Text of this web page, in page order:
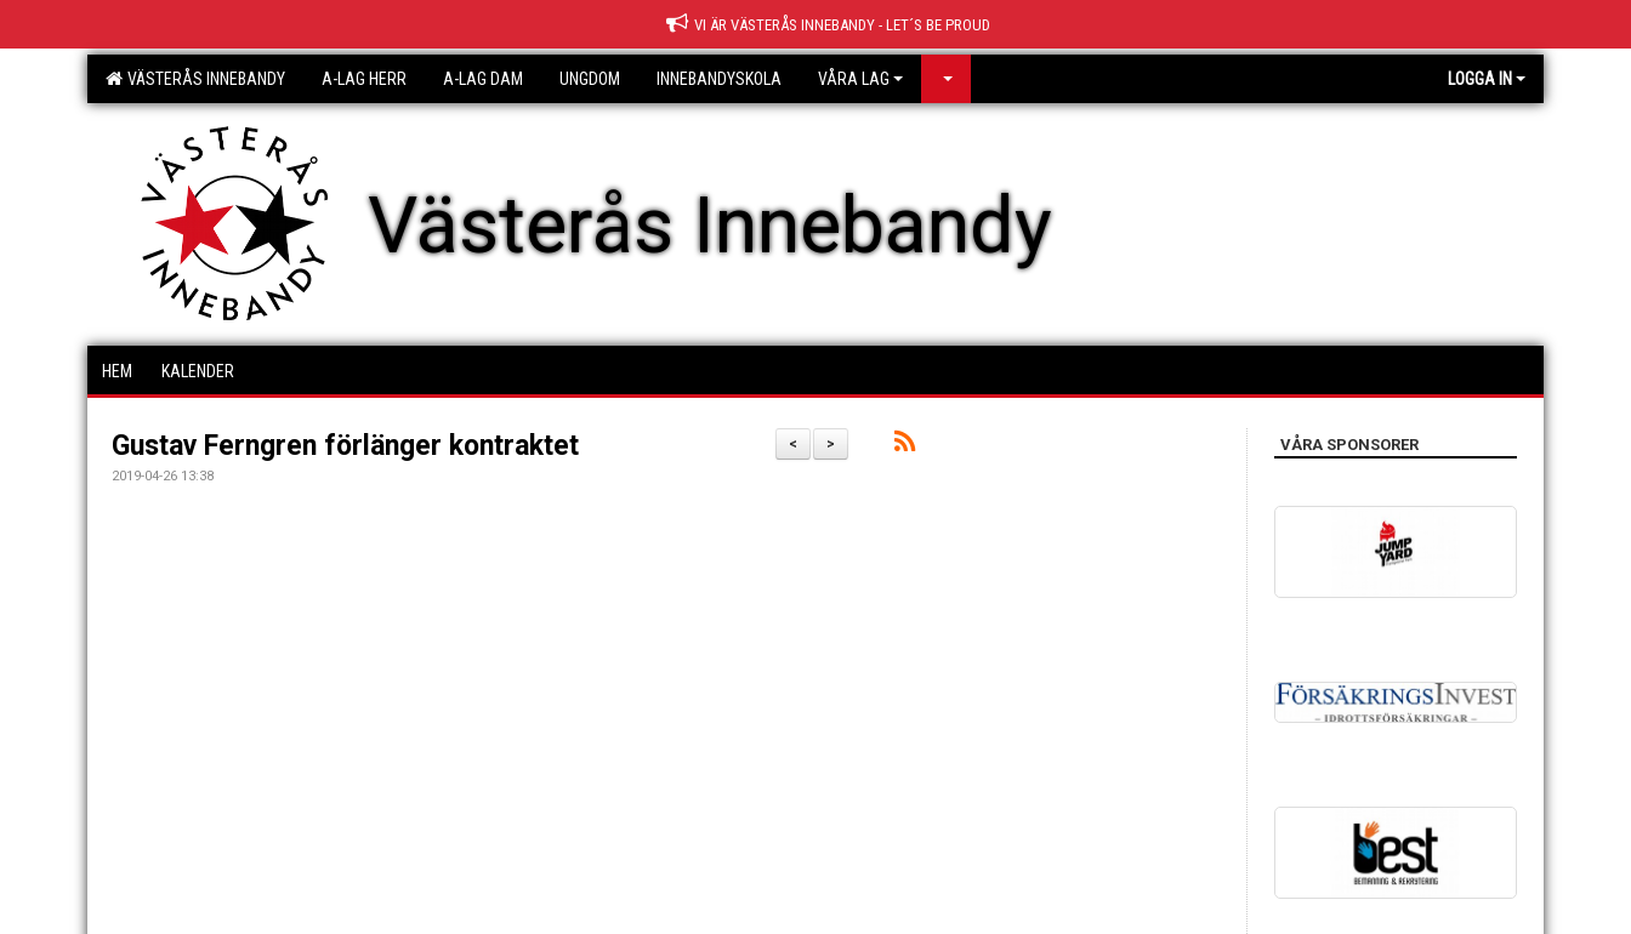
VI ÄR VÄSTERÅS INNEBANDY - LET´S BE PROUD
VÄSTERÅS INNEBANDY A-LAG HERR A-LAG DAM UNGDOM INNEBANDYSKOLA VÅRA LAG LOGGA IN
Västerås Innebandy
HEM KALENDER
>
<
Gustav Ferngren förlänger kontraktet
2019-04-26 13:38
VÅRA SPONSORER